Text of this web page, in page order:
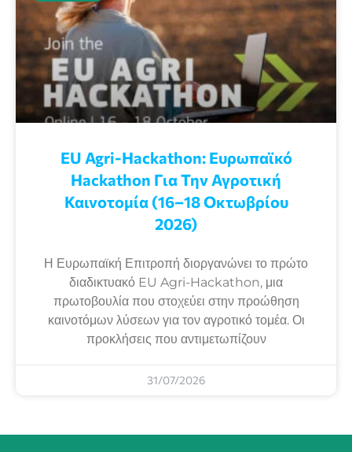
EU Agri-Hackathon: Eυρωπαϊκό
Ηackathon Για Την Αγροτική
Καινοτομία (16–18 Οκτωβρίου
2026)
Η Ευρωπαϊκή Επιτροπή διοργανώνει το πρώτο
διαδικτυακό EU Agri-Hackathon, μια
πρωτοβουλία που στοχεύει στην προώθηση
καινοτόμων λύσεων για τον αγροτικό τομέα. Οι
προκλήσεις που αντιμετωπίζουν
31/07/2026